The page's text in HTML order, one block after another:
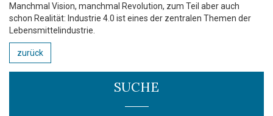
Manchmal Vision, manchmal Revolution, zum Teil aber auch
schon Realität: Industrie 4.0 ist eines der zentralen Themen der
Lebensmittelindustrie.
zurück
SUCHE